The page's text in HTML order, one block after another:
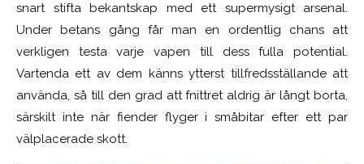
snart stifta bekantskap med ett supermysigt arsenal.
Under betans gång får man en ordentlig chans att
verkligen testa varje vapen till dess fulla potential.
Vartenda ett av dem känns ytterst tillfredsställande att
använda, så till den grad att fnittret aldrig är långt borta,
särskilt inte när fiender flyger i småbitar efter ett par
välplacerade skott.